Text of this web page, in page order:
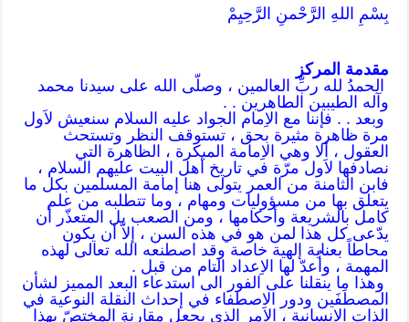
بِسْمِ اللهِ الرَّحْمنِ الرَّحِيِمْ
مقدمة المركز
الحمدُ لله ربِّ العالمين ، وصلّى الله على سيدنا محمد
وآله الطيبين الطاهرين . .
وبعد . . فإننا مع الاِمام الجواد عليه السلام سنعيش لاَول
مرة ظاهرة مثيرة بحق ، تستوقف النظر وتستحث
العقول ، ألا وهي الاِمامة المبكرة ، الظاهرة التي
نصادفها لاَول مرّة في تاريخ أهل البيت عليهم السلام ،
فابن الثامنة من العمر يتولى هنا إمامة المسلمين بكل ما
يتعلق بها من مسؤوليات ومهام ، وما تتطلبه من علم
كامل بالشريعة وأحكامها ، ومن الصعب بل المتعذّر أن
يدّعى كل هذا لمن هو في هذه السن ، إلاّ أن يكون
محاطاً بعناية إلهية خاصة وقد اصطنعه الله تعالى لهذه
المهمة ، وأُعدّ لها الاِعداد التام من قبل .
وهذا ما ينقلنا على الفور الى استدعاء البعد المميز لشأن
المصطَفَين ودور الاصطفاء في إحداث النقلة النوعية في
الذات الاِنسانية ، الاَمر الذي يجعل مقارنة المختصّ بهذا